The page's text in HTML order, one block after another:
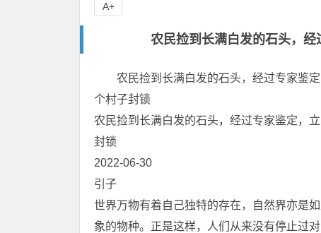
农民捡到长满白发的石头，
A+
农民捡到长满白发的石头，经过专家鉴
个村子封锁
农民捡到长满白发的石头，经过专家鉴定，
封锁
2022-06-30
引子
世界万物有着自己独特的存在，自然界亦是
象的物种。正是这样，人们从来没有停止过